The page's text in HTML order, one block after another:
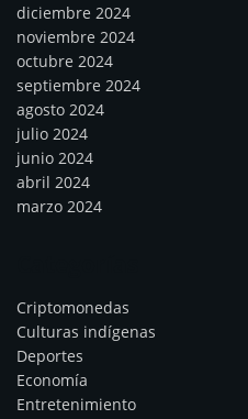
diciembre 2024
noviembre 2024
octubre 2024
septiembre 2024
agosto 2024
julio 2024
junio 2024
abril 2024
marzo 2024
Criptomonedas
Culturas indígenas
Deportes
Economía
Entretenimiento